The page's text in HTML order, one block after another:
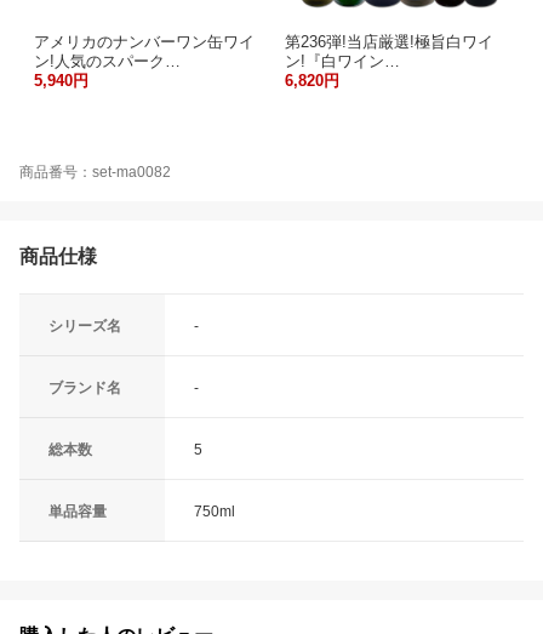
アメリカのナンバーワン缶ワイ
ン!人気のスパーク…
5,940円
第236弾!当店厳選!極旨白ワイ
ン!『白ワイン…
6,820円
商品番号：set-ma0082
商品仕様
シリーズ名 -
ブランド名 -
総本数 5
単品容量 750ml